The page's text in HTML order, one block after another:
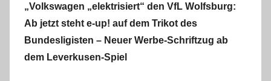
„Volkswagen „elektrisiert“ den VfL Wolfsburg:
Ab jetzt steht e-up! auf dem Trikot des
Bundesligisten – Neuer Werbe-Schriftzug ab
dem Leverkusen-Spiel